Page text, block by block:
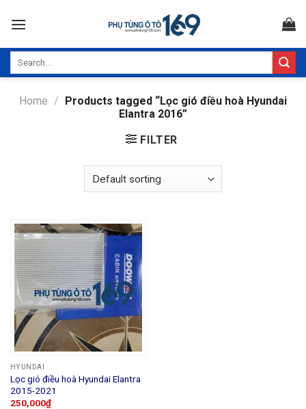
Home / Products tagged “Lọc gió điều hoà Hyundai
Elantra 2016”
FILTER
HYUNDAI
Lọc gió điều hoà Hyundai Elantra
2015-2021
250,000₫